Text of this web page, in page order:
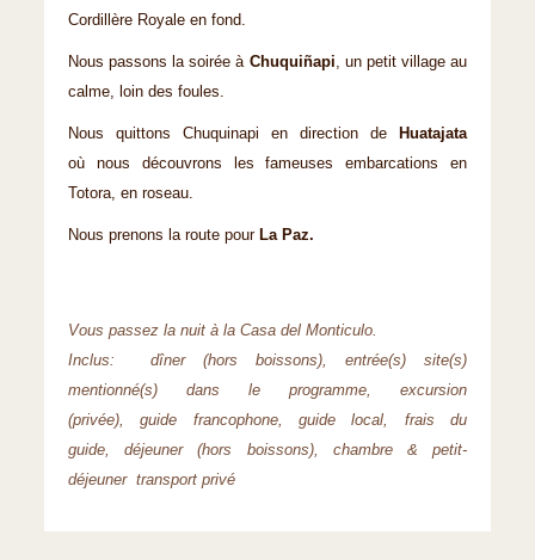
Cordillère Royale en fond.
Nous passons la soirée à Chuquiñapi, un petit village au
calme, loin des foules.
Nous quittons Chuquinapi en direction de
Huatajata
où nous découvrons les fameuses embarcations en
Totora, en roseau.
Nous prenons la route pourLa Paz.
Vous passez la nuit à la Casa del Monticulo.
Inclus: dîner (hors boissons), entrée(s) site(s)
mentionné(s) dans le programme, excursion
(privée), guide francophone, guide local, frais du
guide, déjeuner (hors boissons), chambre & petit-
déjeuner transport privé